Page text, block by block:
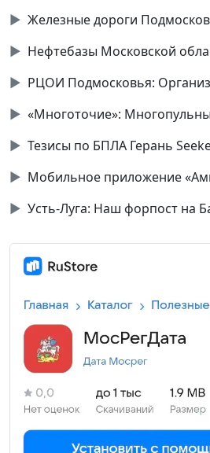
▶ Железные дороги
▶ Нефтебазы Московской
▶ РЦОИ Подмосковья:
▶
▶ Тезисы по БПЛА Герань
▶ Мобильное приложение
▶ Усть-Луга: Наш форпост на